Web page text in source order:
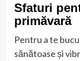
Sfaturi
primăvară
Pentru a te
sănătoase și